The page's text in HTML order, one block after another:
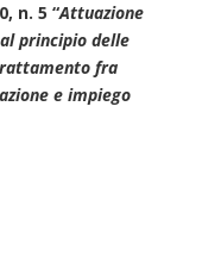
n. 5 “Attuazione
principio delle
fra
e impiego